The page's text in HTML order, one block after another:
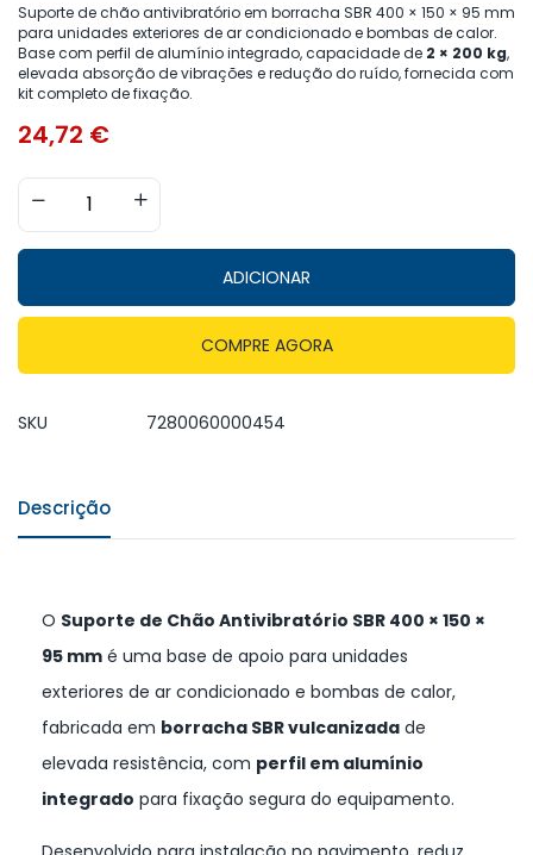
Suporte de chão antivibratório em borracha SBR 400 × 150 × 95 mm
para unidades exteriores de ar condicionado e bombas de calor.
Base com perfil de alumínio integrado, capacidade de 2 × 200 kg,
elevada absorção de vibrações e redução do ruído, fornecida com
kit completo de fixação.
24,72 €
ADICIONAR
COMPRE AGORA
SKU 7280060000454
Descrição
O Suporte de Chão Antivibratório SBR 400 × 150 ×
95 mm é uma base de apoio para unidades
exteriores de ar condicionado e bombas de calor,
fabricada em borracha SBR vulcanizada de
elevada resistência, com perfil em alumínio
integrado para fixação segura do equipamento.